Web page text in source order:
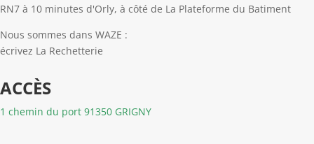
RN7 à 10 minutes d'Orly, à côté de La Plateforme du Batiment
Nous sommes dans WAZE :
écrivez La Rechetterie
ACCÈS
1 chemin du port 91350 GRIGNY